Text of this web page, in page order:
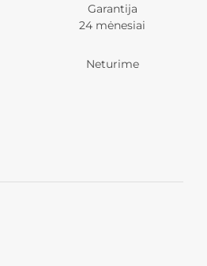
Garantija
24 mėnesiai
Neturime